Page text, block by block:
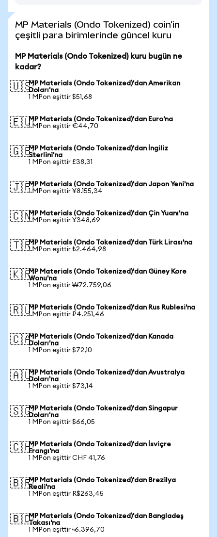
MP Materials (Ondo Tokenized) coin'in
çeşitli para birimlerinde güncel kuru
MP Materials (Ondo Tokenized) kuru bugün ne
kadar?
🇺🇸MP Materials (Ondo Tokenized)'dan Amerikan
Doları'na
1 MPon eşittir $51,68
🇪🇺MP Materials (Ondo Tokenized)'dan Euro'na
1 MPon eşittir €44,70
🇬🇧MP Materials (Ondo Tokenized)'dan İngiliz
Sterlini'na
1 MPon eşittir £38,31
🇯🇵MP Materials (Ondo Tokenized)'dan Japon Yeni'na
1 MPon eşittir ¥8.155,34
🇨🇳MP Materials (Ondo Tokenized)'dan Çin Yuanı'na
1 MPon eşittir ¥348,69
🇹🇷MP Materials (Ondo Tokenized)'dan Türk Lirası'na
1 MPon eşittir ₺2.464,98
🇰🇷MP Materials (Ondo Tokenized)'dan Güney Kore
Wonu'na
1 MPon eşittir ₩72.759,06
🇷🇺MP Materials (Ondo Tokenized)'dan Rus Rublesi'na
1 MPon eşittir ₽4.251,46
🇨🇦MP Materials (Ondo Tokenized)'dan Kanada
Doları'na
1 MPon eşittir $72,10
🇦🇺MP Materials (Ondo Tokenized)'dan Avustralya
Doları'na
1 MPon eşittir $73,14
🇸🇬MP Materials (Ondo Tokenized)'dan Singapur
Doları'na
1 MPon eşittir $66,05
🇨🇭MP Materials (Ondo Tokenized)'dan İsviçre
Frangı'na
1 MPon eşittir CHF 41,76
🇧🇷MP Materials (Ondo Tokenized)'dan Brezilya
Reali'na
1 MPon eşittir R$263,45
🇧🇩MP Materials (Ondo Tokenized)'dan Bangladeş
Takası'na
1 MPon eşittir ৳6.396,70